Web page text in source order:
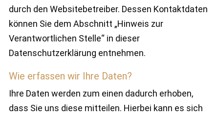
durch den Websitebetreiber. Dessen Kontaktdaten
können Sie dem Abschnitt „Hinweis zur
Verantwortlichen Stelle“ in dieser
Datenschutzerklärung entnehmen.
Wie erfassen wir Ihre Daten?
Ihre Daten werden zum einen dadurch erhoben,
dass Sie uns diese mitteilen. Hierbei kann es sich